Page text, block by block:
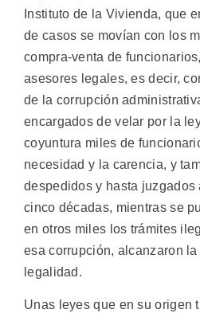
Instituto de la Vivienda, que
de casos se movían con los
compra-venta de
asesores legales, es decir,
de la corrupción
encargados de velar por la
coyuntura miles de
necesidad y la carencia, y
despedidos y hasta juzgados
cinco décadas, mientras se
en otros miles los trámites
esa corrupción, alcanzaron
legalidad.
Unas leyes que en su origen